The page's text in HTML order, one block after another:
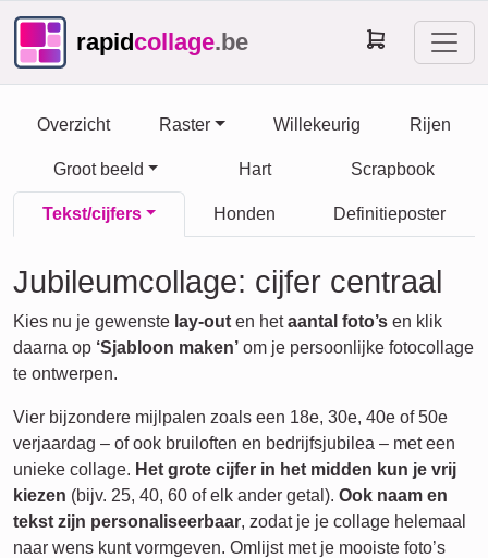
rapidcollage.be
Overzicht Raster Willekeurig Rijen
Groot beeld Hart Scrapbook
Tekst/cijfers Honden Definitieposter
Jubileumcollage: cijfer centraal
Kies nu je gewenste lay-out en hetaantal foto’s en klik
daarna op ‘Sjabloon maken’ om je persoonlijke fotocollage
te ontwerpen.
Vier bijzondere mijlpalen zoals een 18e, 30e, 40e of 50e
verjaardag – of ook bruiloften en bedrijfsjubilea – met een
unieke collage. Het grote cijfer in het midden kun je vrij
kiezen (bijv. 25, 40, 60 of elk ander getal). Ook naam en
tekst zijn personaliseerbaar, zodat je je collage helemaal
naar wens kunt vormgeven. Omlijst met je mooiste foto’s